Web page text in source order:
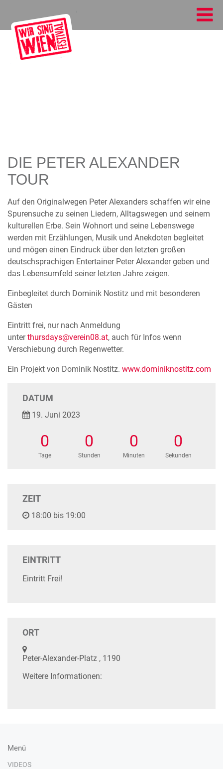
DIE PETER ALEXANDER
TOUR
Auf den Originalwegen Peter Alexanders schaffen wir eine
Spurensuche zu seinen Liedern, Alltagswegen und seinem
kulturellen Erbe. Sein Wohnort und seine Lebenswege
werden mit Erzählungen, Musik und Anekdoten begleitet
und mögen einen Eindruck über den letzten großen
deutschsprachigen Entertainer Peter Alexander geben und
das Lebensumfeld seiner letzten Jahre zeigen.
Einbegleitet durch Dominik Nostitz und mit besonderen
Gästen
Eintritt frei, nur nach Anmeldung
unterthursdays@verein08.at, auch für Infos wenn
Verschiebung durch Regenwetter.
Ein Projekt von Dominik Nostitz. www.dominiknostitz.com
DATUM
19. Juni 2023
0
Tage
0
Stunden
0
Minuten
0
Sekunden
ZEIT
18:00 bis 19:00
EINTRITT
Eintritt Frei!
ORT
Peter-Alexander-Platz , 1190
Weitere Informationen:
Menü
VIDEOS